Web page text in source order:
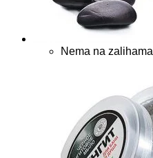
Nema na zalihama